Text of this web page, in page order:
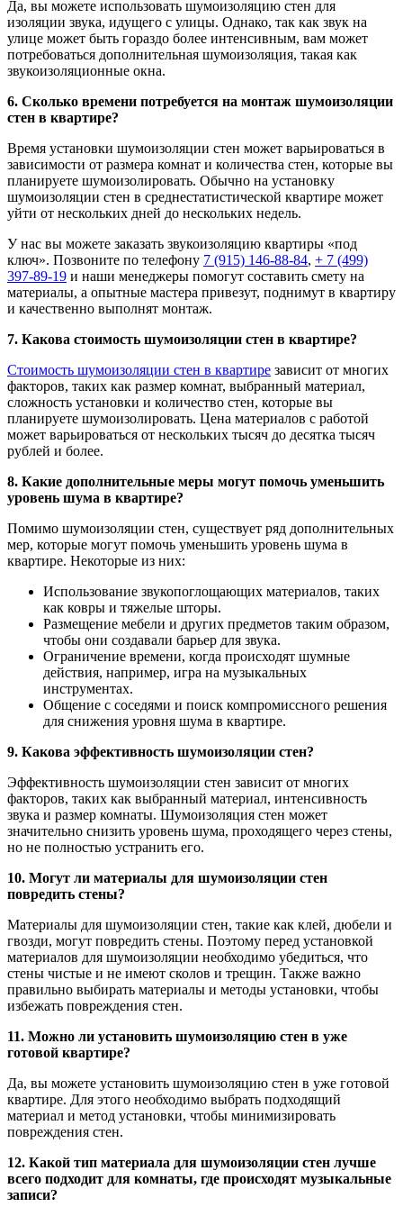
Да, вы можете использовать шумоизоляцию стен для
изоляции звука, идущего с улицы. Однако, так как звук на
улице может быть гораздо более интенсивным, вам может
потребоваться дополнительная шумоизоляция, такая как
звукоизоляционные окна.
6. Сколько времени потребуется на монтаж шумоизоляции
стен в квартире?
Время установки шумоизоляции стен может варьироваться в
зависимости от размера комнат и количества стен, которые вы
планируете шумоизолировать. Обычно на установку
шумоизоляции стен в среднестатистической квартире может
уйти от нескольких дней до нескольких недель.
У нас вы можете заказать звукоизоляцию квартиры «под
ключ». Позвоните по телефону 7 (915) 146-88-84, + 7 (499)
397-89-19 и наши менеджеры помогут составить смету на
материалы, а опытные мастера привезут, поднимут в квартиру
и качественно выполнят монтаж.
7. Какова стоимость шумоизоляции стен в квартире?
Стоимость шумоизоляции стен в квартире зависит от многих
факторов, таких как размер комнат, выбранный материал,
сложность установки и количество стен, которые вы
планируете шумоизолировать. Цена материалов с работой
может варьироваться от нескольких тысяч до десятка тысяч
рублей и более.
8. Какие дополнительные меры могут помочь уменьшить
уровень шума в квартире?
Помимо шумоизоляции стен, существует ряд дополнительных
мер, которые могут помочь уменьшить уровень шума в
квартире. Некоторые из них:
Использование звукопоглощающих материалов, таких
как ковры и тяжелые шторы.
Размещение мебели и других предметов таким образом,
чтобы они создавали барьер для звука.
Ограничение времени, когда происходят шумные
действия, например, игра на музыкальных
инструментах.
Общение с соседями и поиск компромиссного решения
для снижения уровня шума в квартире.
9. Какова эффективность шумоизоляции стен?
Эффективность шумоизоляции стен зависит от многих
факторов, таких как выбранный материал, интенсивность
звука и размер комнаты. Шумоизоляция стен может
значительно снизить уровень шума, проходящего через стены,
но не полностью устранить его.
10. Могут ли материалы для шумоизоляции стен
повредить стены?
Материалы для шумоизоляции стен, такие как клей, дюбели и
гвозди, могут повредить стены. Поэтому перед установкой
материалов для шумоизоляции необходимо убедиться, что
стены чистые и не имеют сколов и трещин. Также важно
правильно выбирать материалы и методы установки, чтобы
избежать повреждения стен.
11. Можно ли установить шумоизоляцию стен в уже
готовой квартире?
Да, вы можете установить шумоизоляцию стен в уже готовой
квартире. Для этого необходимо выбрать подходящий
материал и метод установки, чтобы минимизировать
повреждения стен.
12. Какой тип материала для шумоизоляции стен лучше
всего подходит для комнаты, где происходят музыкальные
записи?